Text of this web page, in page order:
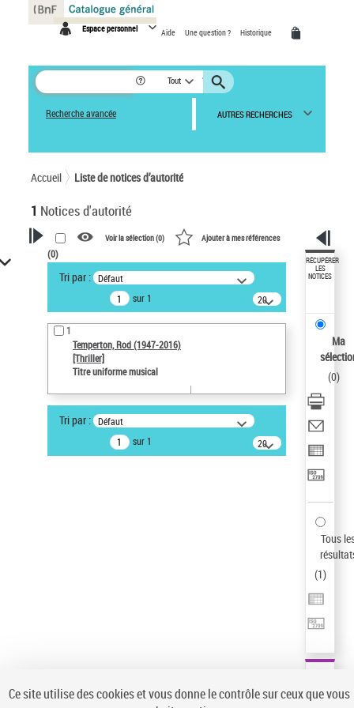
Espace personnel Aide Une question ? Historique
Tout
Recherche avancée AUTRES RECHERCHES
Accueil Liste de notices d’autorité
1 Notices d'autorité
VOTRE RECHERCHE
Recherche avancée dans les
notices d’autorité
Œuvres liées à l'auteur :
Temperton, Rod (1947-2016)
Type de notice d'autorité
Voir la sélection (0) Ajouter à mes références
(0)
Tri par : Défaut
sur 1
20
résultats/page
1
Temperton, Rod (1947-2016)
[Thriller]
Titre uniforme musical
Tri par : Défaut
sur 1
20
résultats/page
RÉCUPÉRER
LES
NOTICES
Ma
(0)
Tous
(1)
Panneau de gestion des cookies
Ce site utilise des cookies et vous donne le contrôle sur ceux que vous